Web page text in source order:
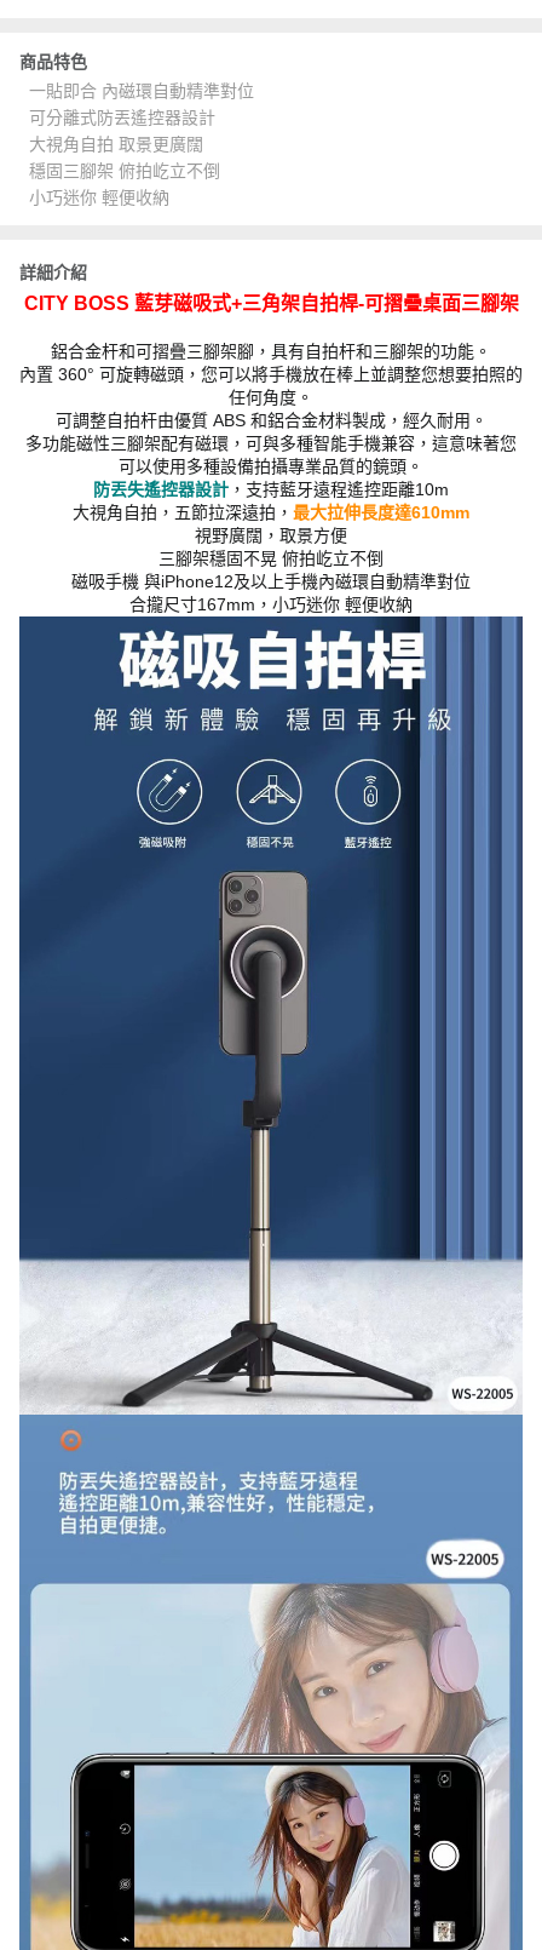
商品特色
一貼即合 內磁環自動精準對位
可分離式防丟遙控器設計
大視角自拍 取景更廣闊
穩固三腳架 俯拍屹立不倒
小巧迷你 輕便收納
詳細介紹
CITY BOSS 藍芽磁吸式+三角架自拍桿-可摺疊桌面三腳架
鋁合金杆和可摺疊三腳架腳，具有自拍杆和三腳架的功能。
內置 360° 可旋轉磁頭，您可以將手機放在棒上並調整您想要拍照的
任何角度。
可調整自拍杆由優質 ABS 和鋁合金材料製成，經久耐用。
多功能磁性三腳架配有磁環，可與多種智能手機兼容，這意味著您
可以使用多種設備拍攝專業品質的鏡頭。
防丟失遙控器設計 ，支持藍牙遠程遙控距離10m
大視角自拍，五節拉深遠拍， 最大拉伸長度達610mm
視野廣闊，取景方便
三腳架穩固不晃 俯拍屹立不倒
磁吸手機 與iPhone12及以上手機內磁環自動精準對位
合攏尺寸167mm，小巧迷你 輕便收納